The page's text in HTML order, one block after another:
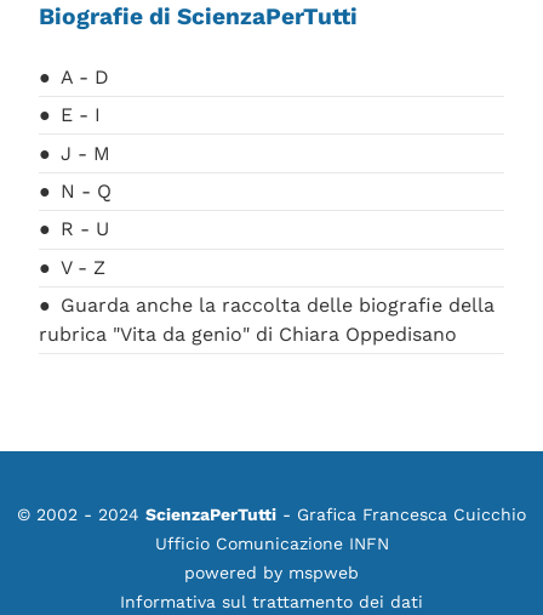
Biografie di ScienzaPerTutti
A - D
E - I
J - M
N - Q
R - U
V - Z
Guarda anche la raccolta delle biografie della
rubrica "Vita da genio" di Chiara Oppedisano
© 2002 - 2024 ScienzaPerTutti - Grafica Francesca Cuicchio
Ufficio Comunicazione INFN
powered by mspweb
Informativa sul trattamento dei dati